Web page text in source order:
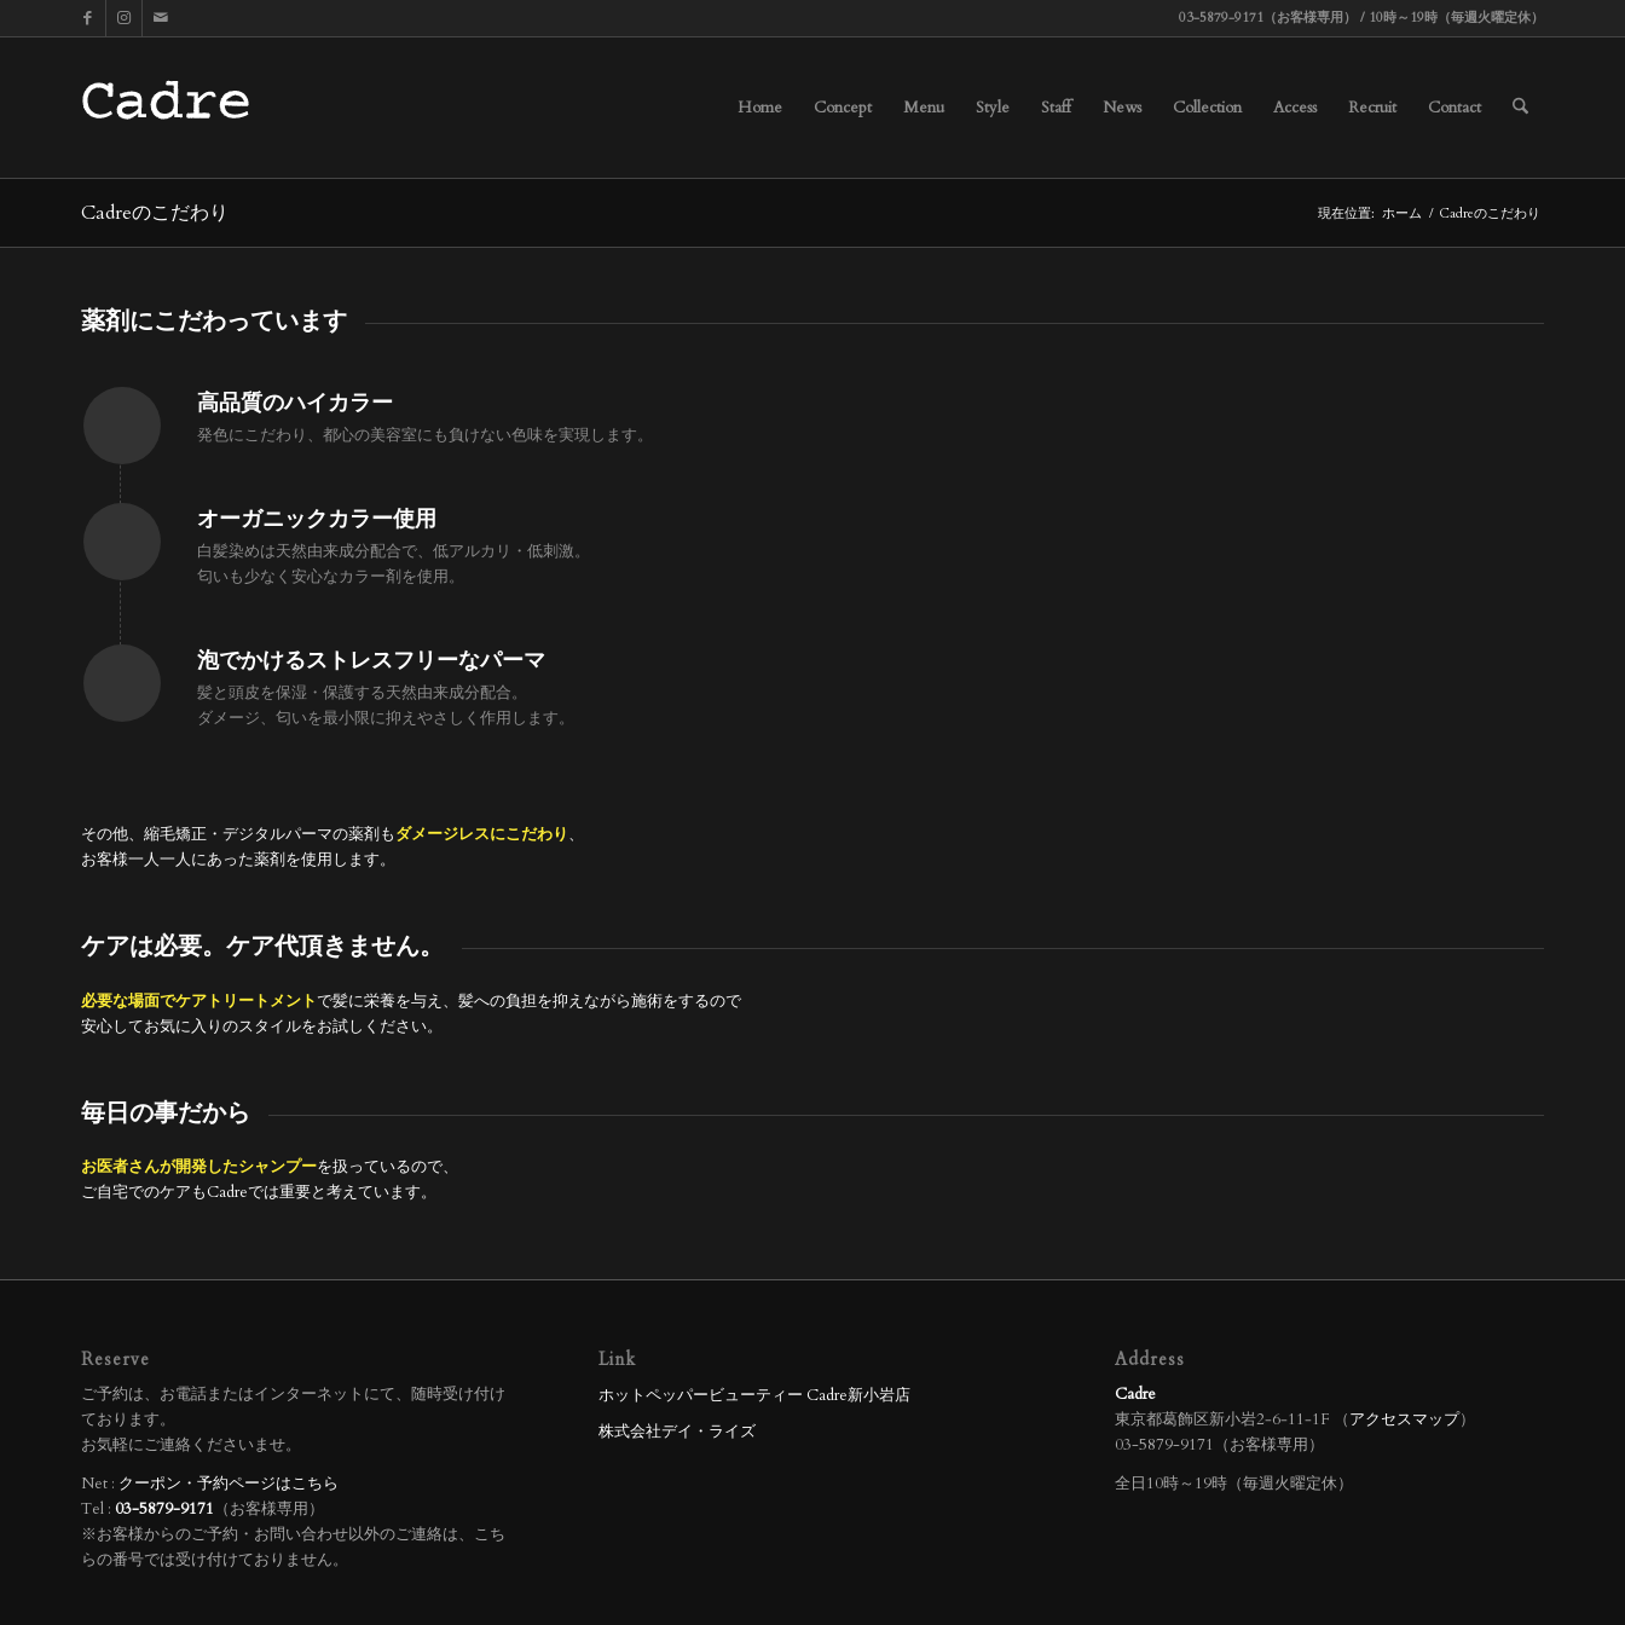
03-5879-9171（お客様専用） / 10時～19時（毎週火曜定休）
Home Concept Menu Style Staff News Collection Access Recruit Contact
Cadreのこだわり 現在位置: ホーム / Cadreのこだわり
薬剤にこだわっています
高品質のハイカラー
発色にこだわり、都心の美容室にも負けない色味を実現します。
オーガニックカラー使用
白髪染めは天然由来成分配合で、低アルカリ・低刺激。
匂いも少なく安心なカラー剤を使用。
泡でかけるストレスフリーなパーマ
髪と頭皮を保湿・保護する天然由来成分配合。
ダメージ、匂いを最小限に抑えやさしく作用します。
その他、縮毛矯正・デジタルパーマの薬剤もダメージレスにこだわり、
お客様一人一人にあった薬剤を使用します。
ケアは必要。ケア代頂きません。
必要な場面でケアトリートメントで髪に栄養を与え、髪への負担を抑えながら施術をするので
安心してお気に入りのスタイルをお試しください。
毎日の事だから
お医者さんが開発したシャンプーを扱っているので、
ご自宅でのケアもCadreでは重要と考えています。
Reserve
ご予約は、お電話またはインターネットにて、随時受け付け
ております。
お気軽にご連絡くださいませ。
Net : クーポン・予約ページはこちら
Tel : 03-5879-9171 （お客様専用）
※お客様からのご予約・お問い合わせ以外のご連絡は、こち
らの番号では受け付けておりません。
Link
ホットペッパービューティー Cadre新小岩店
株式会社デイ・ライズ
Address
Cadre
東京都葛飾区新小岩2‐6‐11‐1F （アクセスマップ）
03-5879-9171（お客様専用）
全日10時～19時（毎週火曜定休）